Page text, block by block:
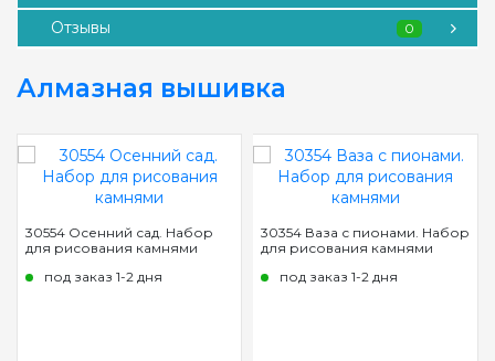
Отзывы
0
Алмазная вышивка
30554 Осенний сад. Набор
для рисования камнями
под заказ 1-2 дня
30354 Ваза с пионами. Набор
для рисования камнями
под заказ 1-2 дня